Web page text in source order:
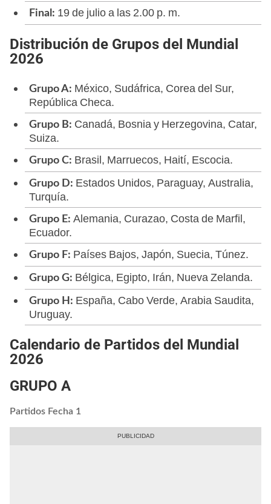
Final: 19 de julio a las 2.00 p. m.
Distribución de Grupos del Mundial
2026
Grupo A: México, Sudáfrica, Corea del Sur,
República Checa.
Grupo B: Canadá, Bosnia y Herzegovina, Catar,
Suiza.
Grupo C: Brasil, Marruecos, Haití, Escocia.
Grupo D: Estados Unidos, Paraguay, Australia,
Turquía.
Grupo E: Alemania, Curazao, Costa de Marfil,
Ecuador.
Grupo F: Países Bajos, Japón, Suecia, Túnez.
Grupo G: Bélgica, Egipto, Irán, Nueva Zelanda.
Grupo H: España, Cabo Verde, Arabia Saudita,
Uruguay.
Calendario de Partidos del Mundial
2026
GRUPO A
Partidos Fecha 1